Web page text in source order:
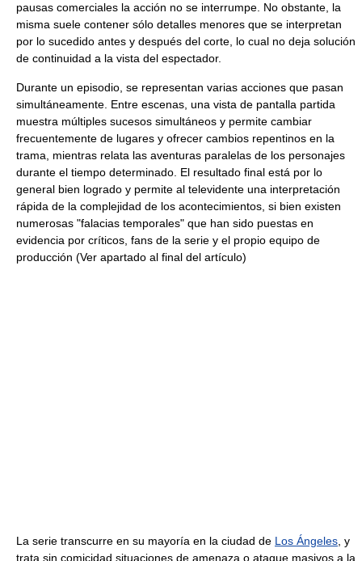
pausas comerciales la acción no se interrumpe. No obstante, la
misma suele contener sólo detalles menores que se interpretan
por lo sucedido antes y después del corte, lo cual no deja solución
de continuidad a la vista del espectador.
Durante un episodio, se representan varias acciones que pasan
simultáneamente. Entre escenas, una vista de pantalla partida
muestra múltiples sucesos simultáneos y permite cambiar
frecuentemente de lugares y ofrecer cambios repentinos en la
trama, mientras relata las aventuras paralelas de los personajes
durante el tiempo determinado. El resultado final está por lo
general bien logrado y permite al televidente una interpretación
rápida de la complejidad de los acontecimientos, si bien existen
numerosas "falacias temporales" que han sido puestas en
evidencia por críticos, fans de la serie y el propio equipo de
producción (Ver apartado al final del artículo)
La serie transcurre en su mayoría en la ciudad de Los Ángeles , y
trata sin comicidad situaciones de amenaza o ataque masivos a la